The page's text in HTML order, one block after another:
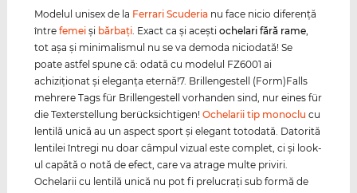
Modelul unisex de la Ferrari Scuderia nu face nicio diferenţă
întrefemei şi bărbaţi . Exact ca şi aceştiochelari fără rame
tot aşa şi minimalismul nu se va demoda niciodată! Se
poate astfel spune că: odată cu modelul FZ6001 ai
achiziţionat şi eleganţa eternă!7. Brillengestell (Form)Falls
mehrere Tags für Brillengestell vorhanden sind, nur eines für
die Texterstellung berücksichtigen!Ochelarii tip monoclu cu
lentilă unică au un aspect sport şi elegant totodată. Datorită
lentilei întregi nu doar câmpul vizual este complet, ci şi look-
ul capătă o notă de efect, care va atrage multe priviri.
Ochelarii cu lentilă unică nu pot fi prelucraţi sub formă de